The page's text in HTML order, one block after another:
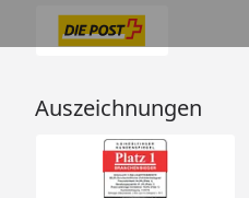
Auszeichnungen